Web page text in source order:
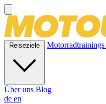
Reiseziele Motorradtrainings
Über uns Blog
de en